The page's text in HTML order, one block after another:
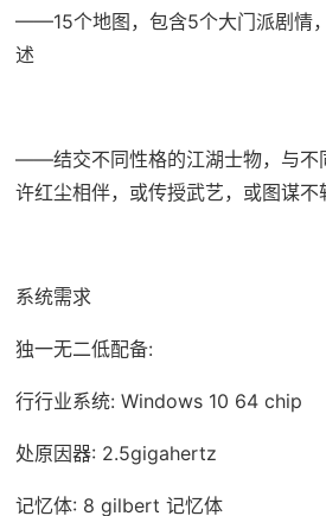
——15个地图，包含5个大门派剧情
述
——结交不同性格的江湖士物，与不
许红尘相伴，或传授武艺，或图谋不
系统需求
独一无二低配备:
行行业系统: Windows 10 64 chip
处原因器: 2.5gigahertz
记忆体: 8 gilbert 记忆体